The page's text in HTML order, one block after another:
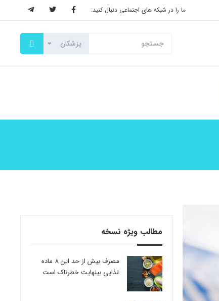
ما را در شبکه های اجتماعی دنبال کنید:
مطالب ویژه نسخه
مصرف بیش از حد این 8 ماده
غذایی بینهایت خطرناک است